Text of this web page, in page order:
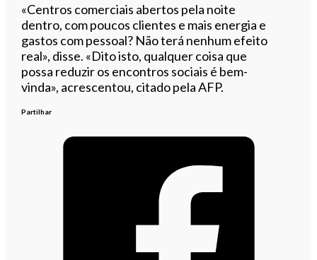
«Centros comerciais abertos pela noite
dentro, com poucos clientes e mais energia e
gastos com pessoal? Não terá nenhum efeito
real», disse. «Dito isto, qualquer coisa que
possa reduzir os encontros sociais é bem-
vinda», acrescentou, citado pela AFP.
Partilhar